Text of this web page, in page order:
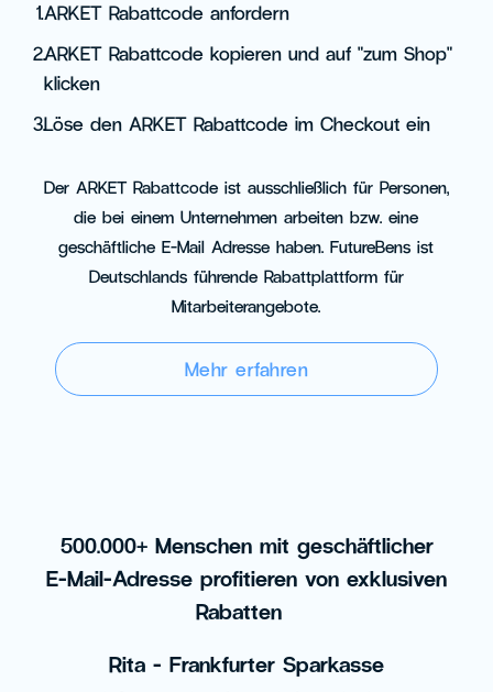
1.ARKET Rabattcode anfordern
2.ARKET Rabattcode kopieren und auf "zum Shop"
klicken
3.Löse den ARKET Rabattcode im Checkout ein
Der ARKET Rabattcode ist ausschließlich für Personen,
die bei einem Unternehmen arbeiten bzw. eine
geschäftliche E-Mail Adresse haben. FutureBens ist
Deutschlands führende Rabattplattform für
Mitarbeiterangebote.
Mehr erfahren
500.000+ Menschen mit geschäftlicher
E-Mail-Adresse profitieren von exklusiven
Rabatten
Rita - Frankfurter Sparkasse